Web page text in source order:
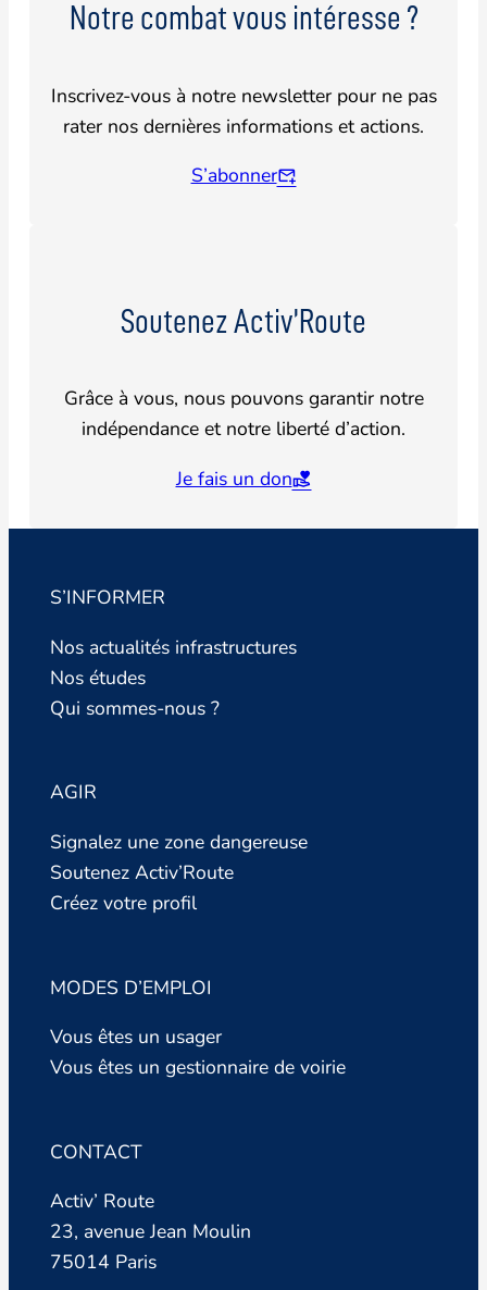
Notre combat vous intéresse ?
Inscrivez-vous à notre newsletter pour ne pas
rater nos dernières informations et actions.
S’abonner
Soutenez Activ’Route
Grâce à vous, nous pouvons garantir notre
indépendance et notre liberté d’action.
Je fais un don
S’INFORMER
Nos actualités infrastructures
Nos études
Qui sommes-nous ?
AGIR
Signalez une zone dangereuse
Soutenez Activ’Route
Créez votre profil
MODES D’EMPLOI
Vous êtes un usager
Vous êtes un gestionnaire de voirie
CONTACT
Activ’ Route
23, avenue Jean Moulin
75014 Paris